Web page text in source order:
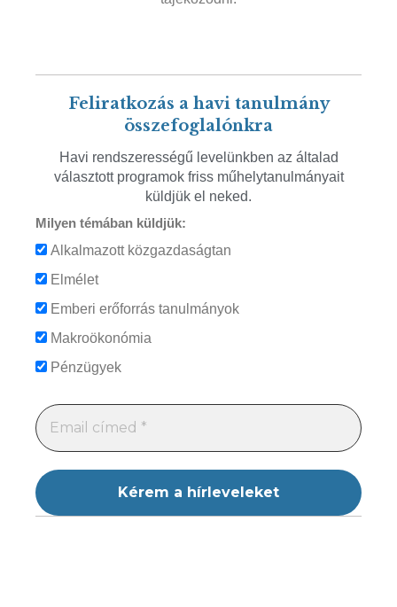
Feliratkozás a havi tanulmány
összefoglalónkra
Havi rendszerességű levelünkben az általad
választott programok friss műhelytanulmányait
küldjük el neked.
Milyen témában küldjük:
Alkalmazott közgazdaságtan
Elmélet
Emberi erőforrás tanulmányok
Makroökonómia
Pénzügyek